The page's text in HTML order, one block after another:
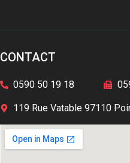
CONTACT
0590 50 19 18
119 Rue Vatable 97110